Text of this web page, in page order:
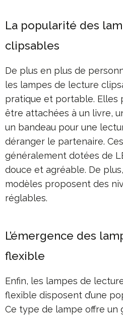
La popularité des
clipsables
De plus en plus de
les lampes de lecture
pratique et portable. Elles
être attachées à un livre,
un bandeau pour une
déranger le partenaire.
généralement dotées de
douce et agréable. De
modèles proposent des
réglables.
L’émergence des
flexible
Enfin, les lampes de
flexible disposent d’une
Ce type de lampe offre un